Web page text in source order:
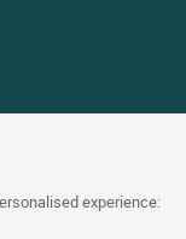
experience: